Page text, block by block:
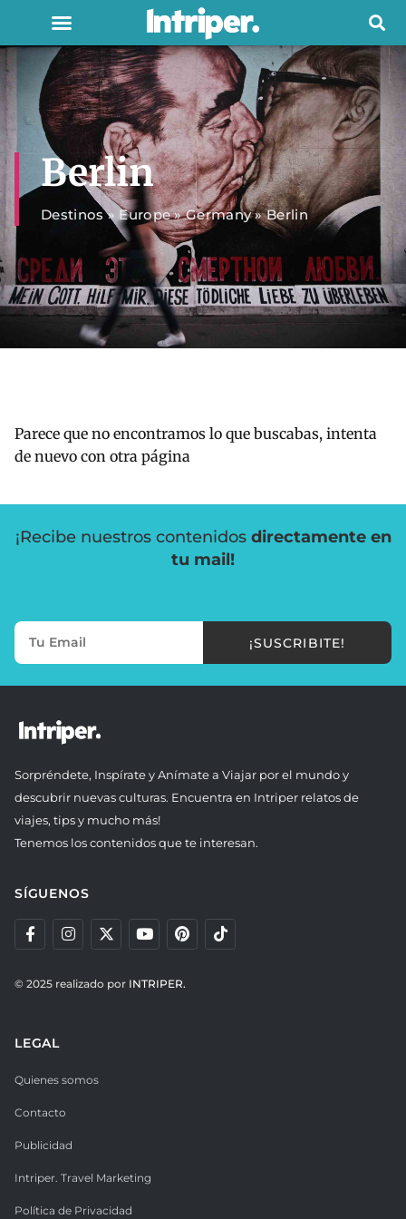
Berlin
Destinos» Europe»Germany»Berlin
Parece que no encontramos lo que buscabas, intenta
de nuevo con otra página
¡Recibe nuestros contenidos directamente en
tu mail!
¡SUSCRIBITE!
Sorpréndete, Inspírate y Anímate a Viajar por el mundo y
descubrir nuevas culturas. Encuentra en Intriper relatos de
viajes, tips y mucho más!
Tenemos los contenidos que te interesan.
SÍGUENOS
© 2025 realizado por INTRIPER.
LEGAL
Quienes somos
Contacto
Publicidad
Intriper. Travel Marketing
Política de Privacidad